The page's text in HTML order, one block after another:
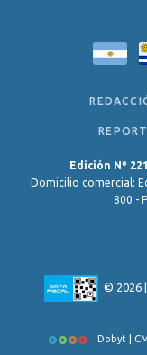
Edición Nº
Domicilio comercial:
800 -
© 2026 |
Dobyt |